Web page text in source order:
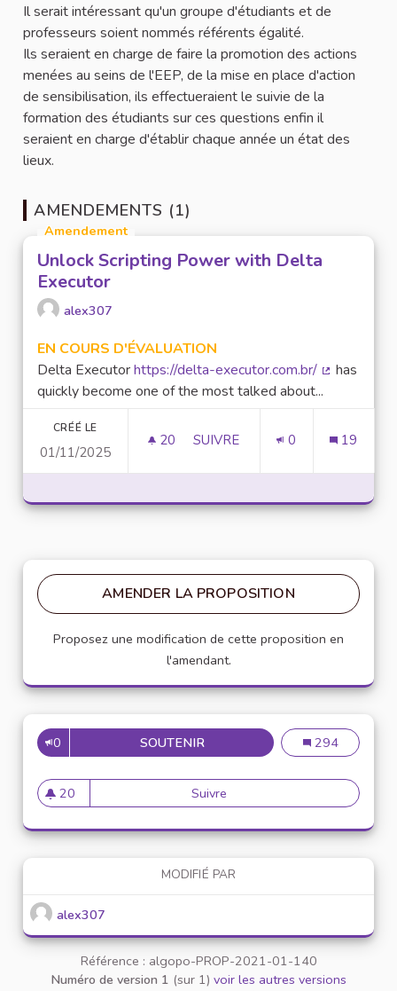
Il serait intéressant qu'un groupe d'étudiants et de
professeurs soient nommés référents égalité.
Ils seraient en charge de faire la promotion des actions
menées au seins de l'EEP, de la mise en place d'action
de sensibilisation, ils effectueraient le suivie de la
formation des étudiants sur ces questions enfin il
seraient en charge d'établir chaque année un état des
lieux.
AMENDEMENTS (1)
Amendement
Unlock Scripting Power with Delta
Executor
alex307
EN COURS D'ÉVALUATION
Delta Executorhttps://delta-executor.com.br/
has
quickly become one of the most talked about...
CRÉÉ LE
01/11/2025
20 20 ABONNÉS
SUIVRE 0 19
AMENDER LA PROPOSITION
Proposez une modification de cette proposition en
l'amendant.
0 SOUTENIRMISE EN PLACE DEMise en place
294
20
20 abonnés
Suivre Mise en place de référents
MODIFIÉ PAR
alex307
Référence : algopo-PROP-2021-01-140
Numéro de version 1 (sur 1) voir les autres versions